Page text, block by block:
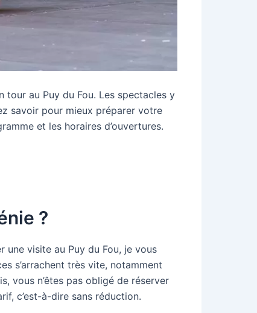
tour au Puy du Fou. Les spectacles y
savoir pour mieux préparer votre
et les horaires d’ouvertures.
?
une visite au Puy du Fou, je vous
s’arrachent très vite, notamment
vous n’êtes pas obligé de réserver
c’est-à-dire sans réduction.